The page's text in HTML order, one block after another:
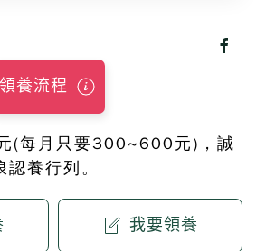
領養流程
(每月只要300~600元)，誠
養行列。
我要領養